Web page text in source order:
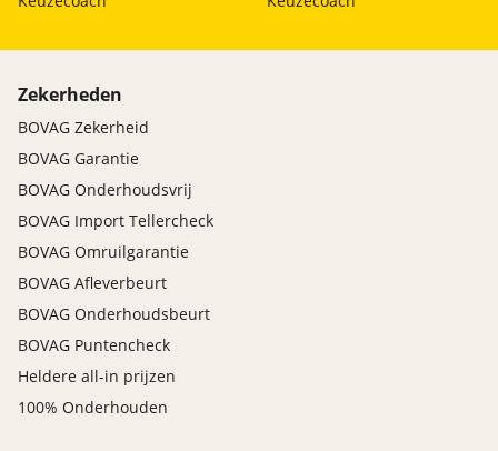
Zekerheden
BOVAG Zekerheid
BOVAG Garantie
BOVAG Onderhoudsvrij
BOVAG Import Tellercheck
BOVAG Omruilgarantie
BOVAG Afleverbeurt
BOVAG Onderhoudsbeurt
BOVAG Puntencheck
Heldere all-in prijzen
100% Onderhouden